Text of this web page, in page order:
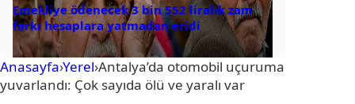
Emekliye ödenecek 3 bin 552 liralık zam
farkı hesaplara yatmadan eridi
Anasayfa›Yerel›Antalya’da otomobil uçuruma
yuvarlandı: Çok sayıda ölü ve yaralı var